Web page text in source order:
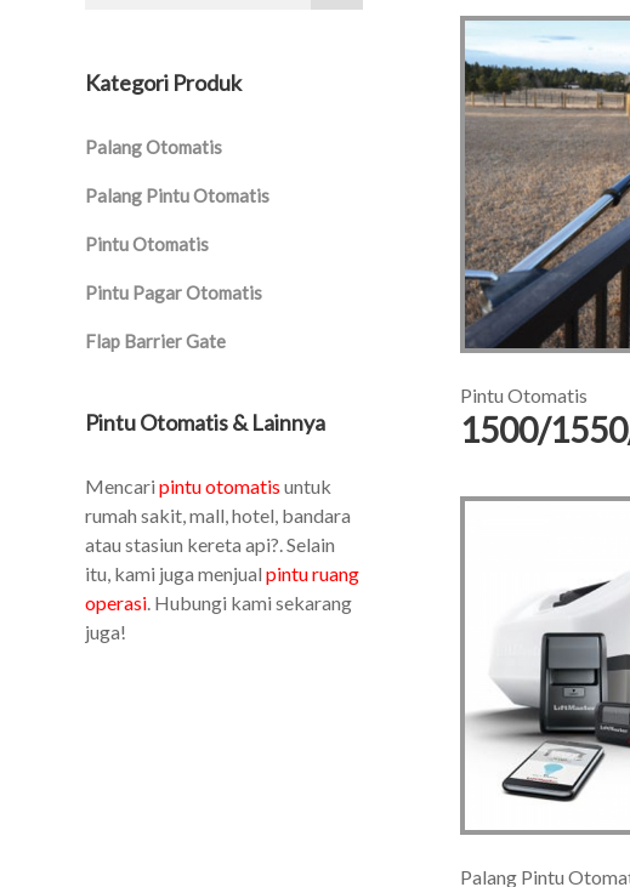
Kategori Produk
Palang Otomatis
Palang Pintu Otomatis
Pintu Otomatis
Pintu Pagar Otomatis
Flap Barrier Gate
Pintu Otomatis & Lainnya
Mencari pintu otomatis untuk
rumah sakit, mall, hotel, bandara
atau stasiun kereta api?. Selain
itu, kami juga menjual pintu ruang
operasi. Hubungi kami sekarang
juga!
Pintu Otomatis
1500/
Palang Pintu